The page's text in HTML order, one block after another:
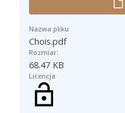
Nazwa pliku
Chois.pdf
Rozmiar:
68.47 KB
Licencja